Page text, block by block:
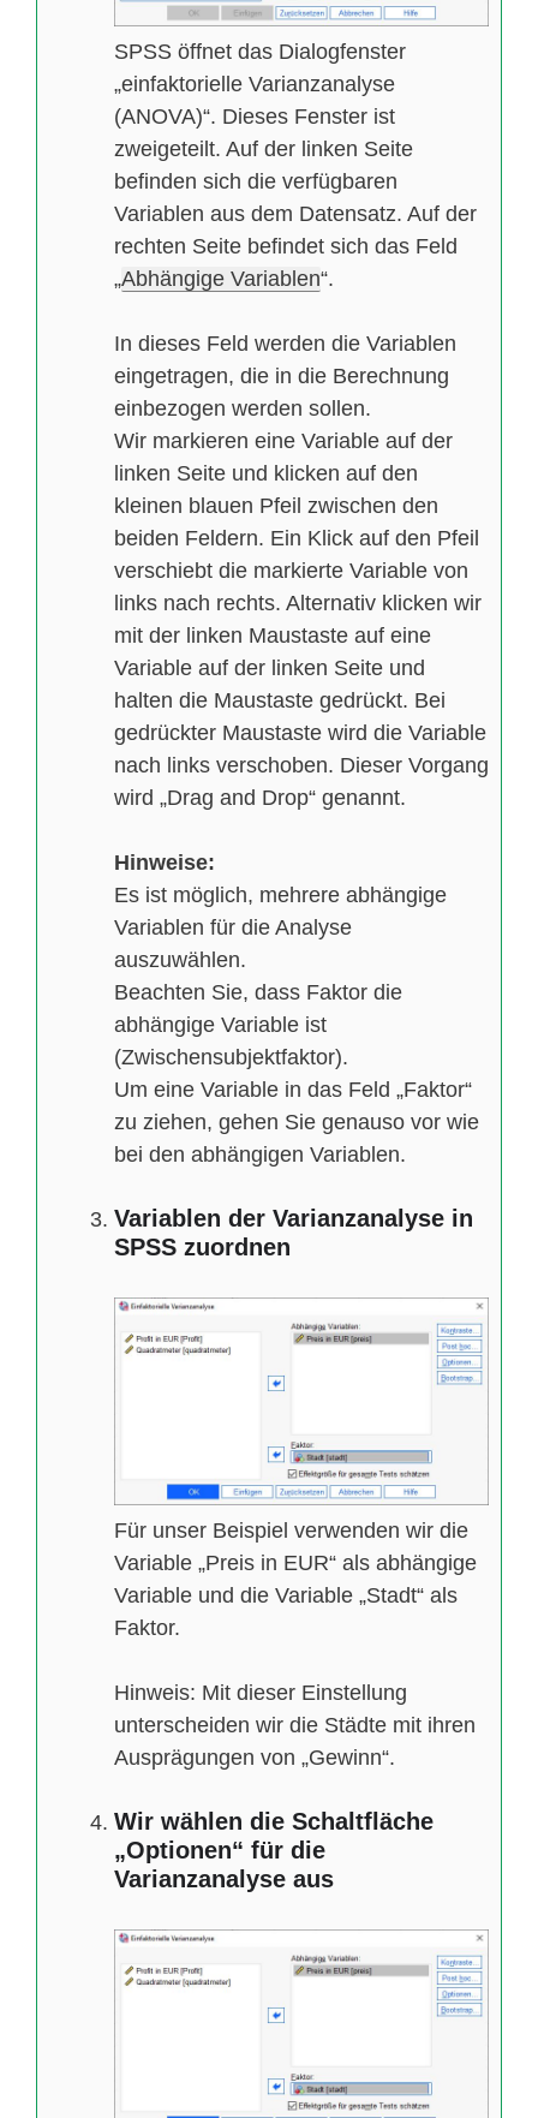
SPSS öffnet das Dialogfenster
„einfaktorielle Varianzanalyse
(ANOVA)“. Dieses Fenster ist
zweigeteilt. Auf der linken Seite
befinden sich die verfügbaren
Variablen aus dem Datensatz. Auf der
rechten Seite befindet sich das Feld
„Abhängige Variablen“.
In dieses Feld werden die Variablen
eingetragen, die in die Berechnung
einbezogen werden sollen.
Wir markieren eine Variable auf der
linken Seite und klicken auf den
kleinen blauen Pfeil zwischen den
beiden Feldern. Ein Klick auf den Pfeil
verschiebt die markierte Variable von
links nach rechts. Alternativ klicken wir
mit der linken Maustaste auf eine
Variable auf der linken Seite und
halten die Maustaste gedrückt. Bei
gedrückter Maustaste wird die Variable
nach links verschoben. Dieser Vorgang
wird „Drag and Drop“ genannt.
Hinweise:
Es ist möglich, mehrere abhängige
Variablen für die Analyse
auszuwählen.
Beachten Sie, dass Faktor die
abhängige Variable ist
(Zwischensubjektfaktor).
Um eine Variable in das Feld „Faktor“
zu ziehen, gehen Sie genauso vor wie
bei den abhängigen Variablen.
Variablen der Varianzanalyse in
SPSS zuordnen
Für unser Beispiel verwenden wir die
Variable „Preis in EUR“ als abhängige
Variable und die Variable „Stadt“ als
Faktor.
Hinweis: Mit dieser Einstellung
unterscheiden wir die Städte mit ihren
Ausprägungen von „Gewinn“.
Wir wählen die Schaltfläche
„Optionen“ für die
Varianzanalyse aus